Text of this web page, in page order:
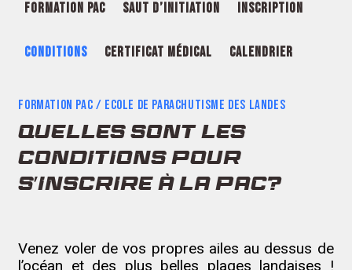
FORMATION PAC SAUT D’INITIATION INSCRIPTION
CONDITIONS CERTIFICAT MÉDICAL CALENDRIER
FORMATION PAC / ECOLE DE PARACHUTISME DES LANDES
QUELLES SONT LES
CONDITIONS POUR
S'INSCRIRE À LA PAC?
Venez voler de vos propres ailes au dessus de
l’océan et des plus belles plages landaises !